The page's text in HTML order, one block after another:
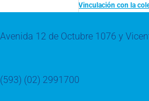
Vinculación con la
Avenida 12 de Octubre 1076 y
(593) (02) 2991700